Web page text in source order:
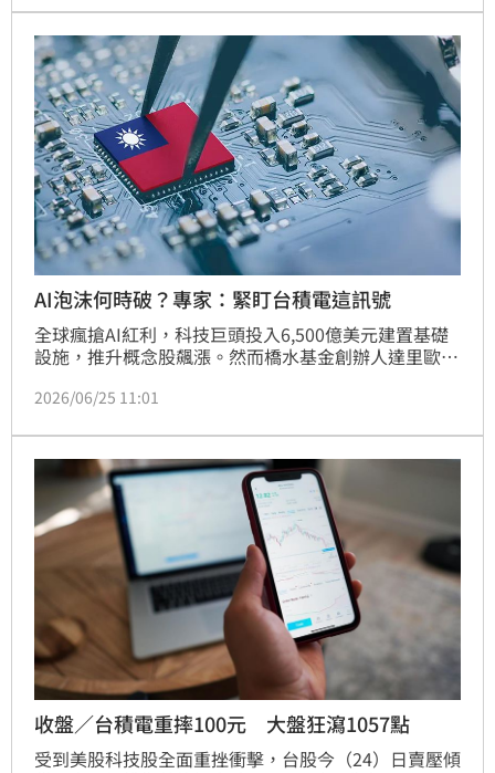
漲幅0.46%，成交金額達1兆3,093.94億元；櫃買指數
收439.84點，下跌2.25點，跌幅0.51%，成交金額
2,449.47億元。
AI泡沫何時破？專家：緊盯台積電這訊號
全球瘋搶AI紅利，科技巨頭投入6,500億美元建置基礎
設施，推升概念股飆漲。然而橋水基金創辦人達里歐示
將破裂。專家指出目前市場情緒不穩，空頭大軍已鎖定
號在於台積電的產能調度，若供給遠超需求將引爆危
機。投資人應緊盯台積電動向，防範未來AI變現困難導
致的估值大屠殺。
2026/06/25 11:01
收盤／台積電重摔100元 大盤狂瀉1057點
受到美股科技股全面重挫衝擊，台股今（24）日賣壓傾